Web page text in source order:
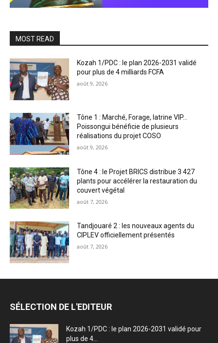
MOST READ
Kozah 1/PDC : le plan 2026-2031 validé
pour plus de 4 milliards FCFA
août 9, 2026
Tône 1 : Marché, Forage, latrine VIP…
Poissongui bénéficie de plusieurs
réalisations du projet COSO
août 9, 2026
Tône 4 : le Projet BRICS distribue 3 427
plants pour accélérer la restauration du
couvert végétal
août 7, 2026
Tandjouaré 2 : les nouveaux agents du
CIPLEV officiellement présentés
août 7, 2026
SÉLECTION DE L'EDITEUR
Kozah 1/PDC : le plan 2026-2031 validé pour
plus de 4...